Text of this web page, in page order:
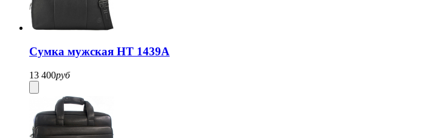
Сумка мужская HT 1439A
13 400руб